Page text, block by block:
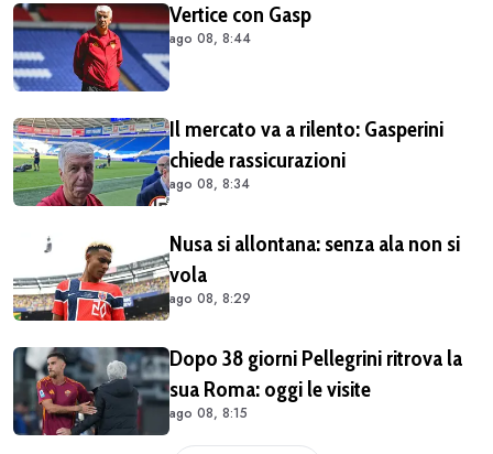
Vertice con Gasp
ago 08, 8:44
Il mercato va a rilento: Gasperini
chiede rassicurazioni
ago 08, 8:34
Nusa si allontana: senza ala non si
vola
ago 08, 8:29
Dopo 38 giorni Pellegrini ritrova la
sua Roma: oggi le visite
ago 08, 8:15